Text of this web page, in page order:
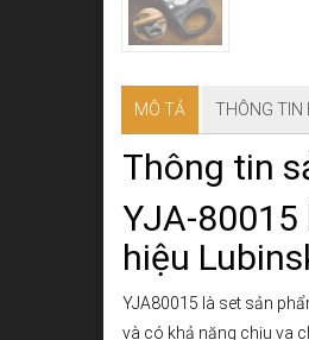
MÔ TẢ THÔNG TIN
Thông tin
YJA-
hiệu
YJA80015 là set sản
và có khả năng chịu va